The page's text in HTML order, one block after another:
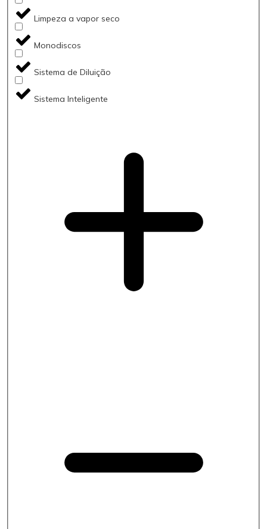
Limpeza a vapor seco
Monodiscos
Sistema de Diluição
Sistema Inteligente